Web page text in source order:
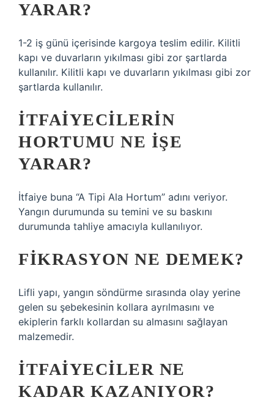
YARAR?
1-2 iş günü içerisinde kargoya teslim edilir. Kilitli
kapı ve duvarların yıkılması gibi zor şartlarda
kullanılır. Kilitli kapı ve duvarların yıkılması gibi zor
şartlarda kullanılır.
İTFAIYECILERIN
HORTUMU NE IŞE
YARAR?
İtfaiye buna “A Tipi Ala Hortum” adını veriyor.
Yangın durumunda su temini ve su baskını
durumunda tahliye amacıyla kullanılıyor.
FIKRASYON NE DEMEK?
Lifli yapı, yangın söndürme sırasında olay yerine
gelen su şebekesinin kollara ayrılmasını ve
ekiplerin farklı kollardan su almasını sağlayan
malzemedir.
İTFAIYECILER NE
KADAR KAZANIYOR?